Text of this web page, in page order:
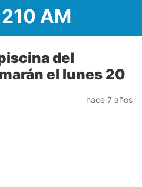
AM
del
el lunes 20
hace 7 años